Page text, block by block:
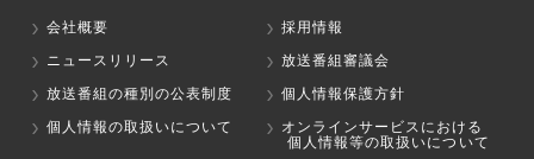
会社概要
採用情報
ニュースリリース
放送番組審議会
放送番組の種別の公表制度
個人情報保護方針
個人情報の取扱いについて
オンラインサービスにおける
個人情報等の取扱いについて